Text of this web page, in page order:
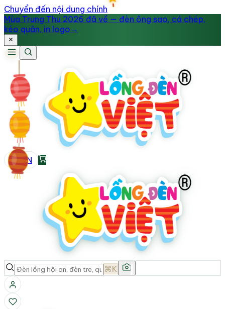
Chuyển đến nội dung chính
Mùa Trung Thu 2026 đã về — đèn ông sao, cá chép,
kéo quân, in logo →
VI/EN
⌘K